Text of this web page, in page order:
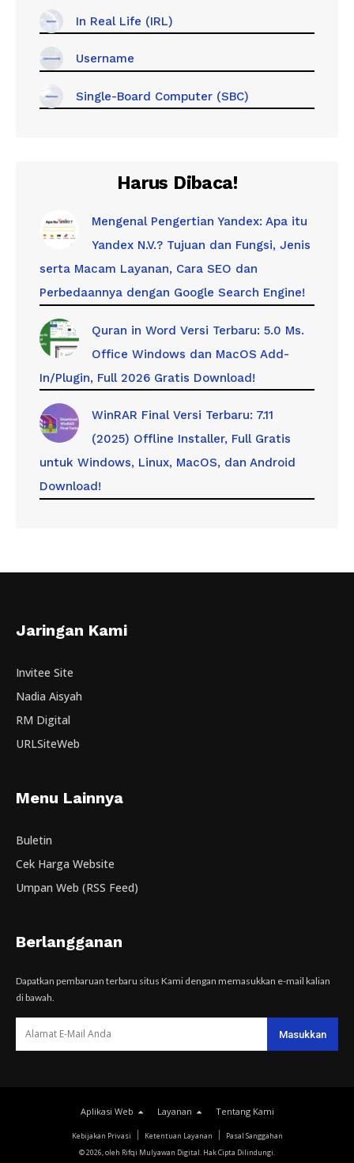
In Real Life (IRL)
Username
Single-Board Computer (SBC)
Harus Dibaca!
Mengenal Pengertian Yandex: Apa itu
Yandex N.V.? Tujuan dan Fungsi, Jenis
serta Macam Layanan, Cara SEO dan
Perbedaannya dengan Google Search Engine!
Quran in Word Versi Terbaru: 5.0 Ms.
Office Windows dan MacOS Add-
In/Plugin, Full 2026 Gratis Download!
WinRAR Final Versi Terbaru: 7.11
(2025) Offline Installer, Full Gratis
untuk Windows, Linux, MacOS, dan Android
Download!
Jaringan Kami
Invitee Site
Nadia Aisyah
RM Digital
URLSiteWeb
Menu Lainnya
Buletin
Cek Harga Website
Umpan Web (RSS Feed)
Berlangganan
Dapatkan pembaruan terbaru situs Kami dengan memasukkan e-mail kalian
di bawah.
Aplikasi Web Layanan Tentang Kami
Kebijakan Privasi Ketentuan Layanan
Pasal Sanggahan
© 2026, oleh Rifqi Mulyawan Digital. Hak Cipta Dilindungi.